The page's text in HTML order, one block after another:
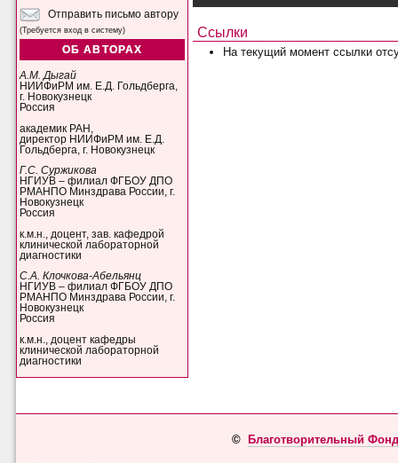
Отправить письмо автору
(Требуется вход в систему)
ОБ АВТОРАХ
А.М. Дыгай
НИИФиРМ им. Е.Д. Гольдберга,
г. Новокузнецк
Россия
академик РАН,
директор НИИФиРМ им. Е.Д.
Гольдберга, г. Новокузнецк
Г.С. Суржикова
НГИУВ – филиал ФГБОУ ДПО
РМАНПО Минздрава России, г.
Новокузнецк
Россия
к.м.н., доцент, зав. кафедрой
клинической лабораторной
диагностики
С.А. Клочкова-Абельянц
НГИУВ – филиал ФГБОУ ДПО
РМАНПО Минздрава России, г.
Новокузнецк
Россия
к.м.н., доцент кафедры
клинической лабораторной
диагностики
Ссылки
На текущий момент ссылки
© Благотворительный